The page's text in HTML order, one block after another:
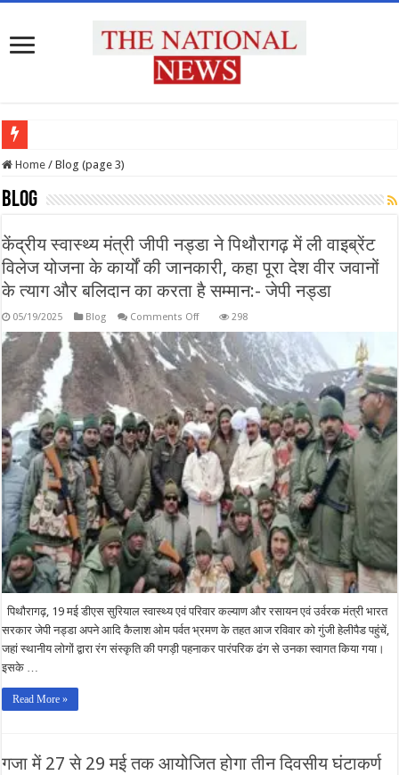
Home / Blog (page 3)
Blog
केंद्रीय स्वास्थ्य मंत्री जीपी नड्डा ने पिथौरागढ़ में ली वाइब्रेंट
विलेज योजना के कार्यों की जानकारी, कहा पूरा देश वीर जवानों
के त्याग और बलिदान का करता है सम्मान:- जेपी नड्डा
05/19/2025 Blog Comments Offon
स्वास्थ्य
मंत्री
जीपी
ने
पिथौरागढ़
में
ली
वाइब्रेंट
विलेज
योजना
के
कार्यों
की
जानकारी,
कहा
पूरा
देश
वीर
जवानों
के
त्याग
और
बलिदान
का
करता
है
सम्मान:-
298
पिथौरागढ़, 19 मई डीएस सुरियाल स्वास्थ्य एवं परिवार कल्याण और रसायन एवं उर्वरक मंत्री भारत
सरकार जेपी नड्डा अपने आदि कैलाश ओम पर्वत भ्रमण के तहत आज रविवार को गुंजी हेलीपैड पहुंचें,
जहां स्थानीय लोगों द्वारा रंग संस्कृति की पगड़ी पहनाकर पारंपरिक ढंग से उनका स्वागत किया गया।
इसके …
Read More »
गजा में 27 से 29 मई तक आयोजित होगा तीन दिवसीय घंटाकर्ण